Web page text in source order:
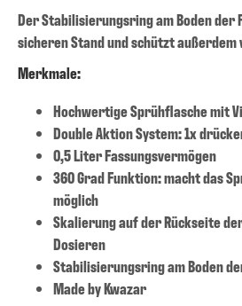
Der Stabilisierungsring am Boden der
sicheren Stand und schützt außerdem
Merkmale:
Hochwertige Sprühflasche mit
Double Aktion System: 1x
0,5 Liter Fassungsvermögen
360 Grad Funktion: macht das
möglich
Skalierung auf der Rückseite
Dosieren
Stabilisierungsring am Boden
Made by Kwazar